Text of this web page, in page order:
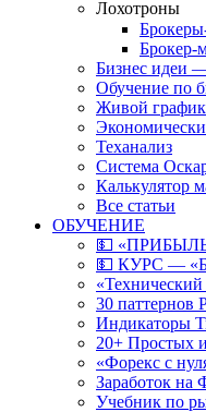
Лохотроны
Брокер-
Бизнес идеи
Обучение по
Живой график
Теханализ
Система
Калькулятор
Все статьи
ОБУЧЕНИЕ
💵
💵 КУРС —
30
Индикаторы
20+ Простых
«Форекс с
Заработок
Учебник по